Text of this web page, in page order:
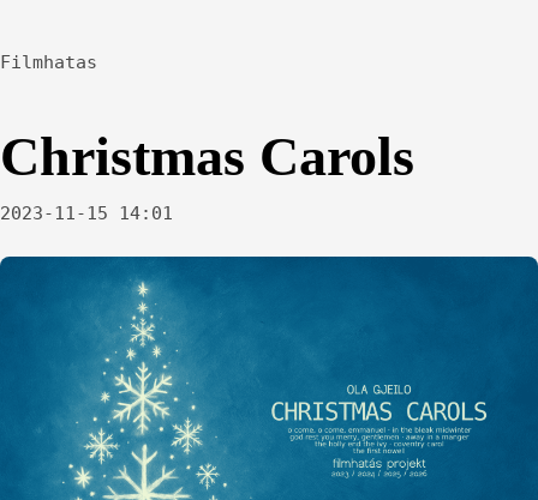
Filmhatas
Christmas Carols
2023-11-15 14:01